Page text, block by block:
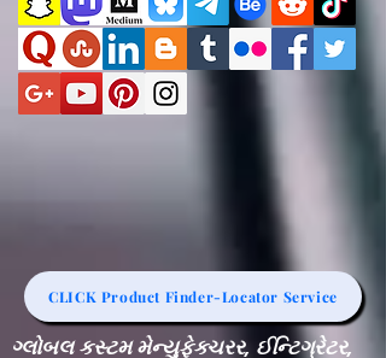
CLICK Product Finder-Locator Service
ગ્લોબલ કસ્ટમ મેન્યુફેક્ચરર, ઈન્ટિગ્રેટર,